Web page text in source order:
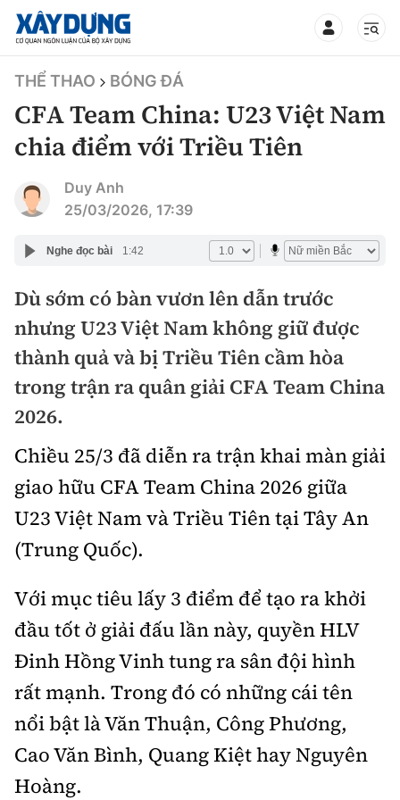
TIN BỘ XÂY DỰNG
CHUYÊN MỤC
Thời sự
Chính trị
Xã hội
Chuyện dọc đường
Cải chính
Xây dựng
Chỉ đạo điều hành
Quy hoạch kiến trúc
Vật liệu xây dựng
Giám định chất lượng
Quản lý đô thị
Giao thông
Quản lý
Đường bộ
Hàng không
Đường sắt
Đăng kiểm
Đường sắt tốc độ cao
Đường thủy
Hàng hải
Đường sắt đô thị
Kinh tế
Thị trường
Tài chính
Bảo hiểm
Doanh nghiệp
Pháp luật
Thanh tra
Điều tra
Pháp đình
Hỏi - Đáp
An toàn giao thông
Giao thông 24h
ATGT địa phương
Văn hóa giao thông
Lái xe an toàn
Chung tay vì ATGT
Chất lượng sống
Giáo dục
Y tế
Đời sống
Lao động - Công đoàn
Văn hóa - Giải Trí
Văn hóa
Showbiz
Điện ảnh
Thể thao
Bóng đá
Bình luận
Công nghệ
THỂ THAO BÓNG ĐÁ
CFA Team China: U23 Việt Nam
chia điểm với Triều Tiên
Duy Anh
25/03/2026, 17:39
Nghe đọc bài 1:42
Dù sớm có bàn vươn lên dẫn trước
nhưng U23 Việt Nam không giữ được
thành quả và bị Triều Tiên cầm hòa
trong trận ra quân giải CFA Team China
2026.
Chiều 25/3 đã diễn ra trận khai màn giải
giao hữu CFA Team China 2026 giữa
U23 Việt Nam và Triều Tiên tại Tây An
(Trung Quốc).
Với mục tiêu lấy 3 điểm để tạo ra khởi
đầu tốt ở giải đấu lần này, quyềnHLV
Đinh Hồng Vinhtung ra sân đội hình
rất mạnh. Trong đó có những cái tên
nổi bật là Văn Thuận, Công Phương,
Cao Văn Bình, Quang Kiệt hay Nguyên
Hoàng.